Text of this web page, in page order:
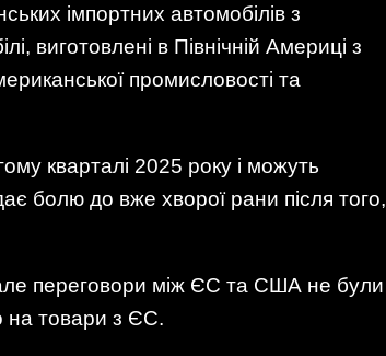
імпортних автомобілів з
виготовлені в Північній Америці з
промисловості та
кварталі 2025 року і можуть
болю до вже хворої рани після того,
переговори між ЄС та США не були
на товари з ЄС.